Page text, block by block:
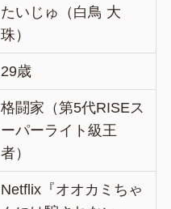
たいじゅ（白鳥 大
珠）
29歳
格闘家（第5代RISEス
ーパーライト級王
者）
Netflix『オオカミちゃ